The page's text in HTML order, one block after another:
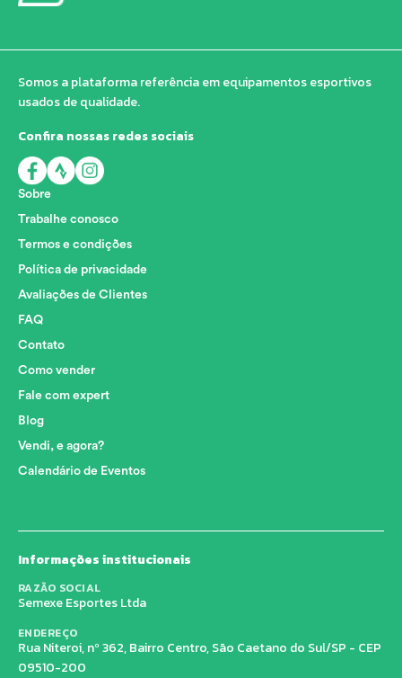
Somos a plataforma referência em equipamentos esportivos
usados de qualidade.
Confira nossas redes sociais
Sobre
Trabalhe conosco
Termos e condições
Política de privacidade
Avaliações de Clientes
FAQ
Contato
Como vender
Fale com expert
Blog
Vendi, e agora?
Calendário de Eventos
Informações institucionais
RAZÃO SOCIAL
Semexe Esportes Ltda
ENDEREÇO
Rua Niteroi, nº 362, Bairro Centro, São Caetano do Sul/SP - CEP
09510-200